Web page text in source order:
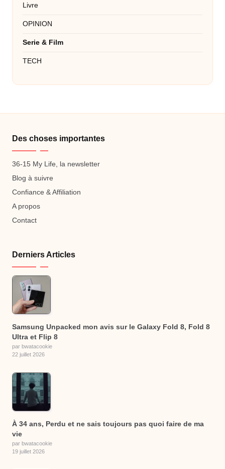
Livre
OPINION
Serie & Film
TECH
Des choses importantes
36-15 My Life, la newsletter
Blog à suivre
Confiance & Affiliation
A propos
Contact
Derniers Articles
Samsung Unpacked mon avis sur le Galaxy Fold 8, Fold 8
Ultra et Flip 8
par bwatacookie
22 juillet 2026
À 34 ans, Perdu et ne sais toujours pas quoi faire de ma
vie
par bwatacookie
19 juillet 2026